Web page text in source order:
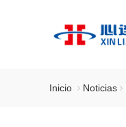
Inicio Noticias